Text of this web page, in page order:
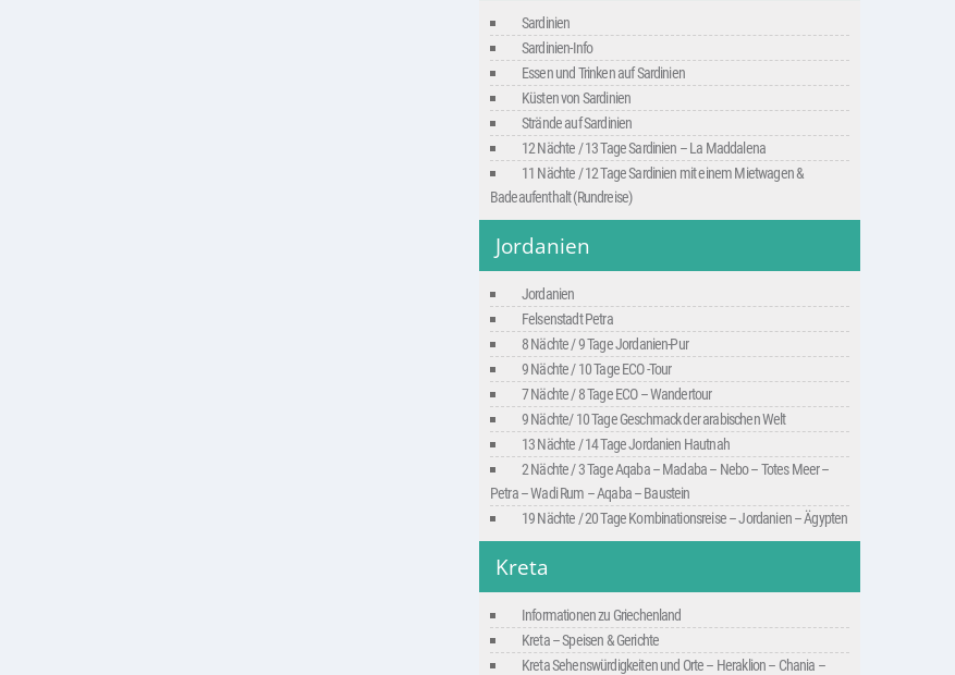
Sardinien
Sardinien-Info
Essen und Trinken auf Sardinien
Küsten von Sardinien
Strände auf Sardinien
12 Nächte / 13 Tage Sardinien – La Maddalena
11 Nächte / 12 Tage Sardinien mit einem Mietwagen &
Badeaufenthalt (Rundreise)
Jordanien
Jordanien
Felsenstadt Petra
8 Nächte / 9 Tage Jordanien-Pur
9 Nächte / 10 Tage ECO -Tour
7 Nächte / 8 Tage ECO – Wandertour
9 Nächte/ 10 Tage Geschmack der arabischen Welt
13 Nächte / 14 Tage Jordanien Hautnah
2 Nächte / 3 Tage Aqaba – Madaba – Nebo – Totes Meer –
Petra – Wadi Rum – Aqaba – Baustein
19 Nächte / 20 Tage Kombinationsreise – Jordanien – Ägypten
Kreta
Informationen zu Griechenland
Kreta – Speisen & Gerichte
Kreta Sehenswürdigkeiten und Orte – Heraklion – Chania –